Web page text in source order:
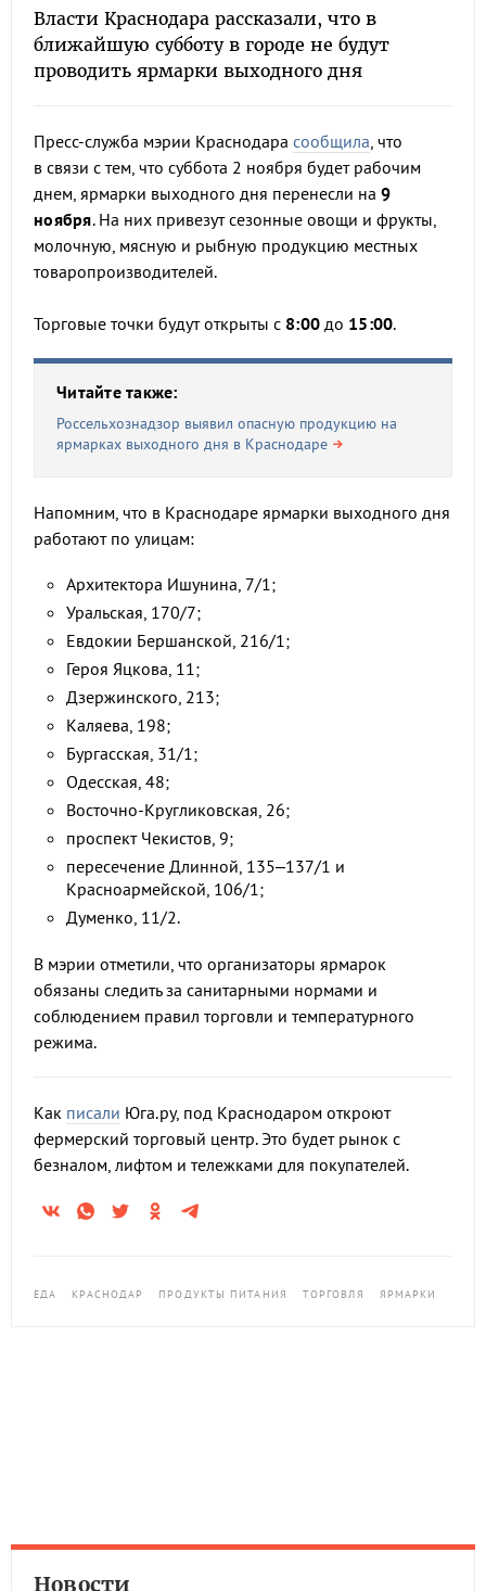
Власти Краснодара рассказали, что в
ближайшую субботу в городе не будут
проводить ярмарки выходного дня
Пресс-служба мэрии Краснодара сообщила, что
в связи с тем, что суббота 2 ноября будет рабочим
днем, ярмарки выходного дня перенесли на 9
ноября. На них привезут сезонные овощи и фрукты,
молочную, мясную и рыбную продукцию местных
товаропроизводителей.
Торговые точки будут открыты с 8:00 до 15:00.
Читайте также:
Россельхознадзор выявил опасную продукцию на
ярмарках выходного дня в Краснодаре
Напомним, что в Краснодаре ярмарки выходного дня
работают по улицам:
Архитектора Ишунина, 7/1;
Уральская, 170/7;
Евдокии Бершанской, 216/1;
Героя Яцкова, 11;
Дзержинского, 213;
Каляева, 198;
Бургасская, 31/1;
Одесская, 48;
Восточно-Кругликовская, 26;
проспект Чекистов, 9;
пересечение Длинной, 135–137/1 и
Красноармейской, 106/1;
Думенко, 11/2.
В мэрии отметили, что организаторы ярмарок
обязаны следить за санитарными нормами и
соблюдением правил торговли и температурного
режима.
Как писали Юга.ру, под Краснодаром откроют
фермерский торговый центр. Это будет рынок с
безналом, лифтом и тележками для покупателей.
ЕДА КРАСНОДАР ПРОДУКТЫ ПИТАНИЯ ТОРГОВЛЯ ЯРМАРКИ
Новости